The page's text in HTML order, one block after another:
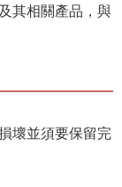
其相關產品，與
壞並須要保留完